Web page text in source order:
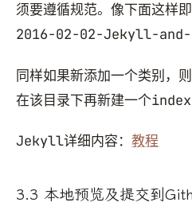
须要遵循规范。像下面这样即
2016-02-02-Jekyll-and-
同样如果新添加一个类别，
在该目录下再新建一个
Jekyll详细内容： 教程
3.3 本地预览及提交到